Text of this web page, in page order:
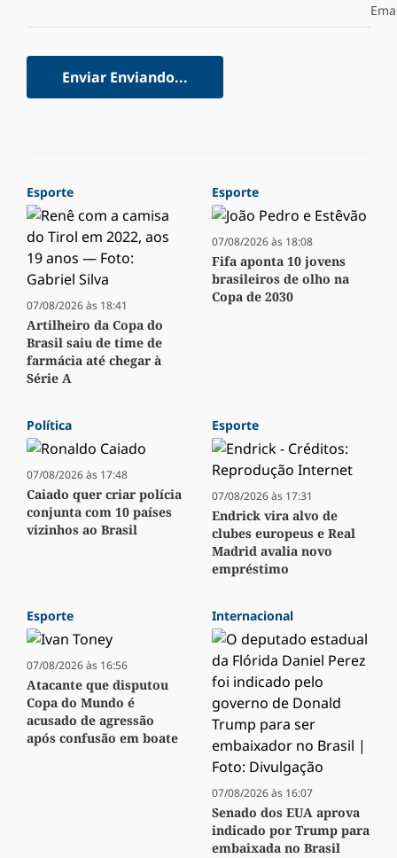
Enviar Enviando...
Esporte
07/08/2026 às 18:41
Artilheiro da Copa do
Brasil saiu de time de
farmácia até chegar à
Série A
Esporte
07/08/2026 às 18:08
Fifa aponta 10 jovens
brasileiros de olho na
Copa de 2030
Política
07/08/2026 às 17:48
Caiado quer criar polícia
conjunta com 10 países
vizinhos ao Brasil
Esporte
07/08/2026 às 17:31
Endrick vira alvo de
clubes europeus e Real
Madrid avalia novo
empréstimo
Esporte
07/08/2026 às 16:56
Atacante que disputou
Copa do Mundo é
acusado de agressão
após confusão em boate
Internacional
07/08/2026 às 16:07
Senado dos EUA aprova
indicado por Trump para
embaixada no Brasil